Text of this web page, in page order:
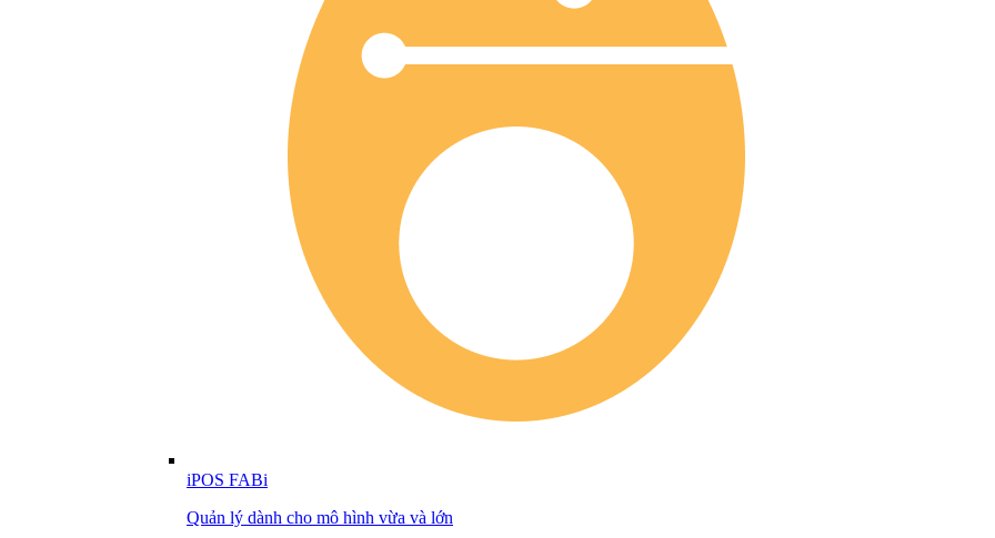
iPOS FABi
Quản lý dành cho mô hình vừa và lớn